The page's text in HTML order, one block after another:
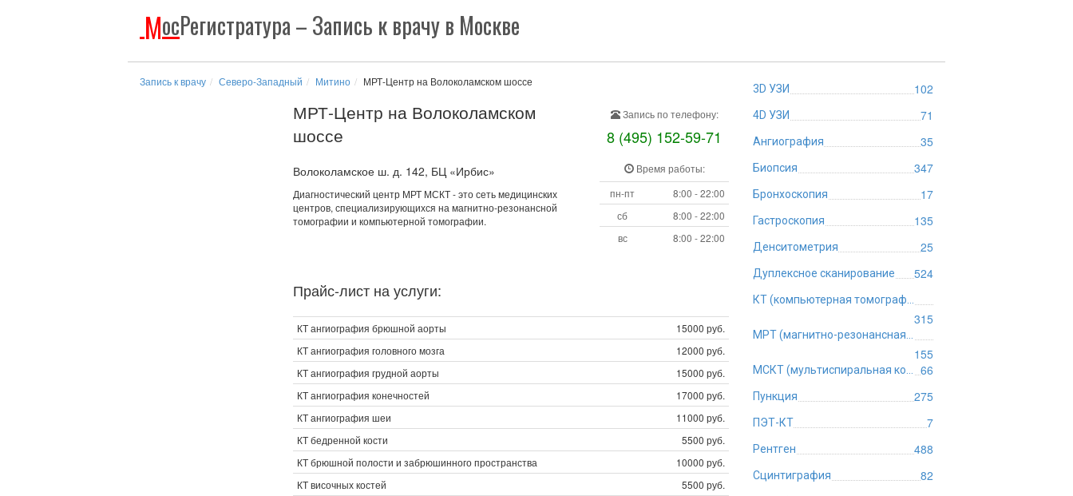
МосРегистратура– Запись к врачу в Москве
Запись к врачу Северо-Западный Митино МРТ-Центр на Волоколамском шоссе
МРТ-Центр на Волоколамском
шоссе
Волоколамское ш. д. 142, БЦ «Ирбис»
Диагностический центр МРТ МСКТ - это сеть медицинских
центров, специализирующихся на магнитно-резонансной
томографии и компьютерной томографии.
Запись по телефону:
8 (495) 152-59-71
Время работы:
пн-пт
8:00 - 22:00
сб
8:00 - 22:00
вс
8:00 - 22:00
Прайс-лист на услуги:
КТ ангиография брюшной аорты
15000 руб.
КТ ангиография головного мозга
12000 руб.
КТ ангиография грудной аорты
15000 руб.
КТ ангиография конечностей
17000 руб.
КТ ангиография шеи
11000 руб.
КТ бедренной кости
5500 руб.
КТ брюшной полости и забрюшинного пространства
10000 руб.
КТ височных костей
5500 руб.
3D УЗИ 102
4D УЗИ 71
Ангиография 35
Биопсия 347
Бронхоскопия 17
Гастроскопия 135
Денситометрия 25
Дуплексное сканирование 524
315
155
66
Пункция 275
ПЭТ-КТ 7
Рентген 488
Сцинтиграфия 82